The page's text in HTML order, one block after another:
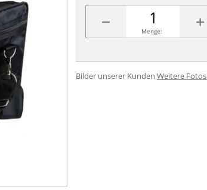
− +
Menge:
Bilder unserer Kunden Weitere